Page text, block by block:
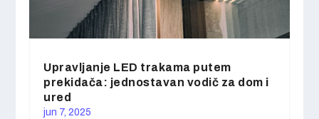
Upravljanje LED trakama putem
prekidača: jednostavan vodič za dom i
ured
jun 7, 2025